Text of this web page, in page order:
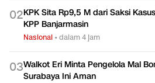
02KPK Sita Rp9,5 M dari Saksi
KPP Banjarmasin
Nasional •dalam 4 jam
03Walkot Eri Minta Pengelola Mal
Surabaya Ini Aman